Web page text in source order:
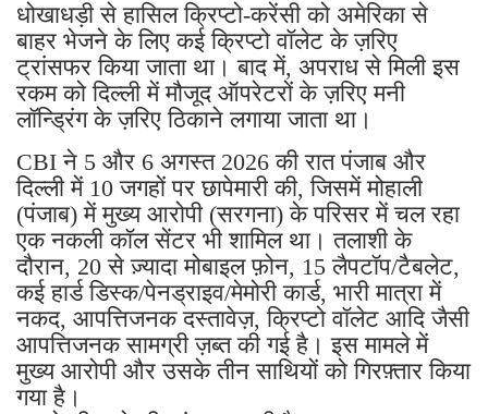
धोखाधड़ी से हासिल क्रिप्टो-करेंसी को अमेरिका से
बाहर भेजने के लिए कई क्रिप्टो वॉलेट के ज़रिए
ट्रांसफर किया जाता था। बाद में, अपराध से मिली इस
रकम को दिल्ली में मौजूद ऑपरेटरों के ज़रिए मनी
लॉन्ड्रिंग के ज़रिए ठिकाने लगाया जाता था।
CBI ने 5 और 6 अगस्त 2026 की रात पंजाब और
दिल्ली में 10 जगहों पर छापेमारी की, जिसमें मोहाली
(पंजाब) में मुख्य आरोपी (सरगना) के परिसर में चल रहा
एक नकली कॉल सेंटर भी शामिल था। तलाशी के
दौरान, 20 से ज़्यादा मोबाइल फ़ोन, 15 लैपटॉप/टैबलेट,
कई हार्ड डिस्क/पेनड्राइव/मेमोरी कार्ड, भारी मात्रा में
नकद, आपत्तिजनक दस्तावेज़, क्रिप्टो वॉलेट आदि जैसी
आपत्तिजनक सामग्री ज़ब्त की गई है। इस मामले में
मुख्य आरोपी और उसके तीन साथियों को गिरफ़्तार किया
गया है।